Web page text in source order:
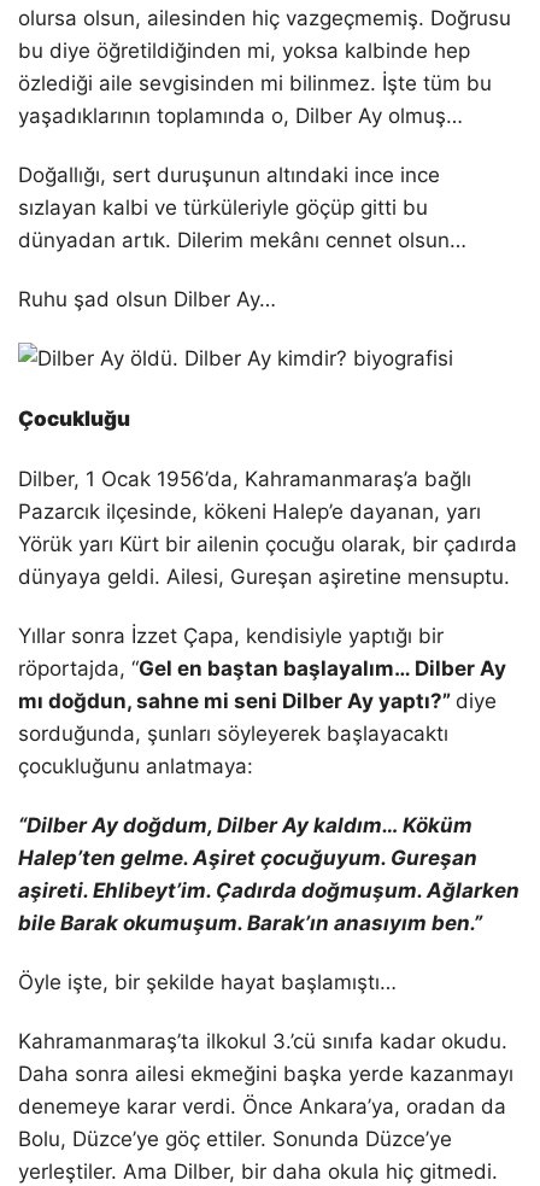
olursa olsun, ailesinden hiç vazgeçmemiş. Doğrusu
bu diye öğretildiğinden mi, yoksa kalbinde hep
özlediği aile sevgisinden mi bilinmez. İşte tüm bu
yaşadıklarının toplamında o, Dilber Ay olmuş…
Doğallığı, sert duruşunun altındaki ince ince
sızlayan kalbi ve türküleriyle göçüp gitti bu
dünyadan artık. Dilerim mekânı cennet olsun…
Ruhu şad olsun Dilber Ay…
Çocukluğu
Dilber, 1 Ocak 1956’da, Kahramanmaraş’a bağlı
Pazarcık ilçesinde, kökeni Halep’e dayanan, yarı
Yörük yarı Kürt bir ailenin çocuğu olarak, bir çadırda
dünyaya geldi. Ailesi, Gureşan aşiretine mensuptu.
Yıllar sonra İzzet Çapa, kendisiyle yaptığı bir
röportajda, “Gel en baştan başlayalım… Dilber Ay
mı doğdun, sahne mi seni Dilber Ay yaptı?” diye
sorduğunda, şunları söyleyerek başlayacaktı
çocukluğunu anlatmaya:
“Dilber Ay doğdum, Dilber Ay kaldım… Köküm
Halep’ten gelme. Aşiret çocuğuyum. Gureşan
aşireti. Ehlibeyt’im. Çadırda doğmuşum. Ağlarken
bile Barak okumuşum. Barak’ın anasıyım ben.”
Öyle işte, bir şekilde hayat başlamıştı…
Kahramanmaraş’ta ilkokul 3.’cü sınıfa kadar okudu.
Daha sonra ailesi ekmeğini başka yerde kazanmayı
denemeye karar verdi. Önce Ankara’ya, oradan da
Bolu, Düzce’ye göç ettiler. Sonunda Düzce’ye
yerleştiler. Ama Dilber, bir daha okula hiç gitmedi.